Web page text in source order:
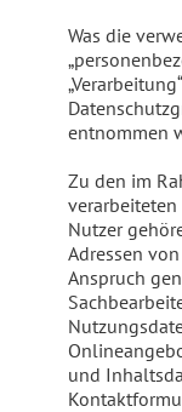
Was die
entnommen
Zu den im
Nutzer
Adressen
Anspruch
und